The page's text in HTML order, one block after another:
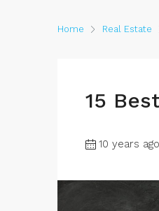
Home Real Estate
15
10 years ago